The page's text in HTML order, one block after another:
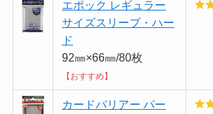
エポック レギュラー
サイズスリーブ・ハー
ド
92㎜×66㎜/80枚
【おすすめ】
カードバリアー パー